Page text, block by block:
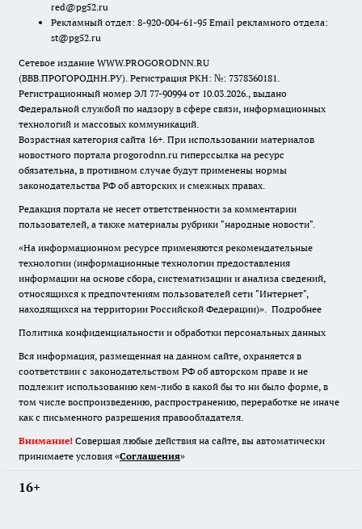
red@pg52.ru
Рекламный отдел: 8-920-004-61-95 Email рекламного отдела:
st@pg52.ru
Сетевое издание WWW.PROGORODNN.RU
(ВВВ.ПРОГОРОДНН.РУ). Регистрация РКН: №: 7378360181.
Регистрационный номер ЭЛ 77-90994 от 10.03.2026., выдано
Федеральной службой по надзору в сфере связи, информационных
технологий и массовых коммуникаций.
Возрастная категория сайта 16+. При использовании материалов
новостного портала progorodnn.ru гиперссылка на ресурс
обязательна, в противном случае будут применены нормы
законодательства РФ об авторских и смежных правах.
Редакция портала не несет ответственности за комментарии
пользователей, а также материалы рубрики "народные новости".
«На информационном ресурсе применяются рекомендательные
технологии (информационные технологии предоставления
информации на основе сбора, систематизации и анализа сведений,
относящихся к предпочтениям пользователей сети "Интернет",
находящихся на территории Российской Федерации)». Подробнее
Политика конфиденциальности и обработки персональных данных
Вся информация, размещенная на данном сайте, охраняется в
соответствии с законодательством РФ об авторском праве и не
подлежит использованию кем-либо в какой бы то ни было форме, в
том числе воспроизведению, распространению, переработке не иначе
как с письменного разрешения правообладателя.
Внимание! Совершая любые действия на сайте, вы автоматически
принимаете условия «Cоглашения»
16+